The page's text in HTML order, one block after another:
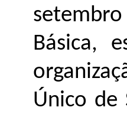
Básica,
Único de